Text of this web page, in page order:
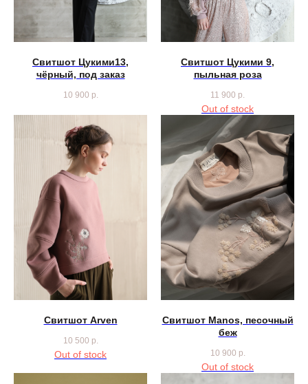
Свитшот Цукими13,
чёрный, под заказ
10 900 р.
Свитшот Цукими 9,
пыльная роза
11 900 р.
Out of stock
Свитшот Arven
10 500 р.
Out of stock
Свитшот Manos, песочный
беж
10 900 р.
Out of stock